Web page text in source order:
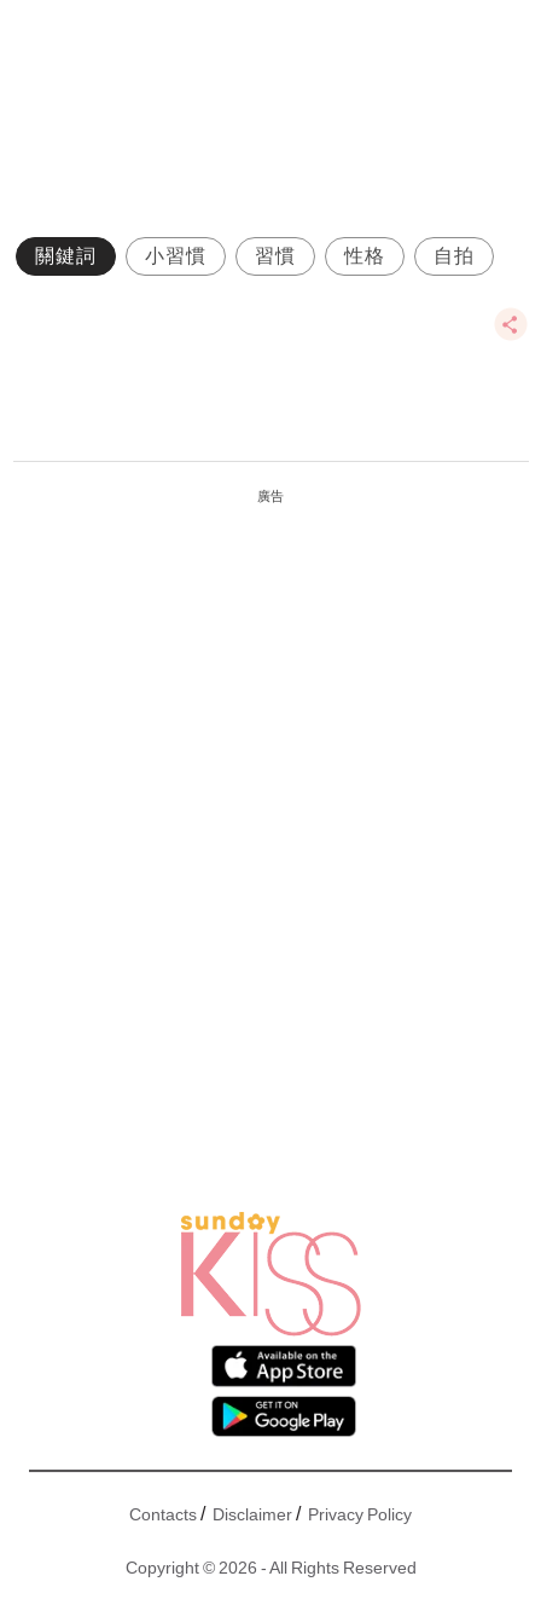
關鍵詞 小習慣 習慣 性格 自拍
廣告
Contacts/ Disclaimer/ Privacy Policy
Copyright © 2026 - All Rights Reserved